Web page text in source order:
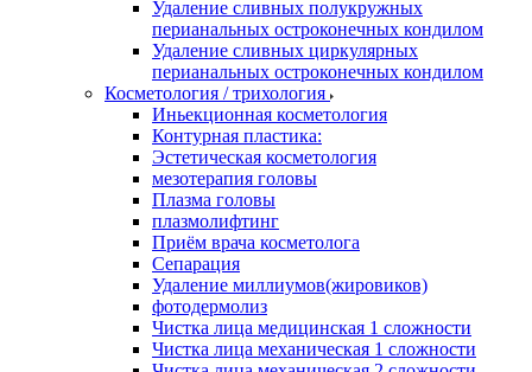
Удаление сливных полукружных
перианальных остроконечных кондилом
Удаление сливных циркулярных
перианальных остроконечных кондилом
Косметология / трихология
Иньекционная косметология
Контурная пластика:
Эстетическая косметология
мезотерапия головы
Плазма головы
плазмолифтинг
Приём врача косметолога
Сепарация
Удаление миллиумов(жировиков)
фотодермолиз
Чистка лица медицинская 1 сложности
Чистка лица механическая 1 сложности